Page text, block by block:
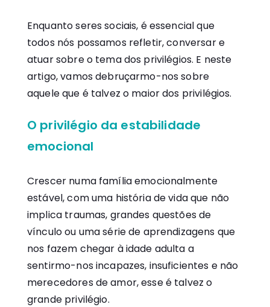
Enquanto seres sociais, é essencial que
todos nós possamos refletir, conversar e
atuar sobre o tema dos privilégios. E neste
artigo, vamos debruçarmo-nos sobre
aquele que é talvez o maior dos privilégios.
O privilégio da estabilidade
emocional
Crescer numa família emocionalmente
estável, com uma história de vida que não
implica traumas, grandes questões de
vínculo ou uma série de aprendizagens que
nos fazem chegar à idade adulta a
sentirmo-nos incapazes, insuficientes e não
merecedores de amor, esse é talvez o
grande privilégio.